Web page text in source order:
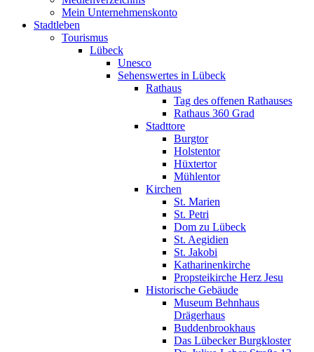
Mein Unternehmenskonto
Stadtleben
Tourismus
Lübeck
Unesco
Sehenswertes in Lübeck
Rathaus
Tag des offenen Rathauses
Rathaus 360 Grad
Stadttore
Burgtor
Holstentor
Hüxtertor
Mühlentor
Kirchen
St. Marien
St. Petri
Dom zu Lübeck
St. Aegidien
St. Jakobi
Katharinenkirche
Propsteikirche Herz Jesu
Historische Gebäude
Museum Behnhaus
Drägerhaus
Buddenbrookhaus
Das Lübecker Burgkloster